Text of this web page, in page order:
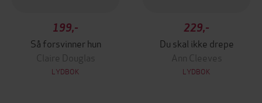
199,-
Så forsvinner hun
Claire Douglas
LYDBOK
229,-
Du skal ikke drepe
Ann Cleeves
LYDBOK